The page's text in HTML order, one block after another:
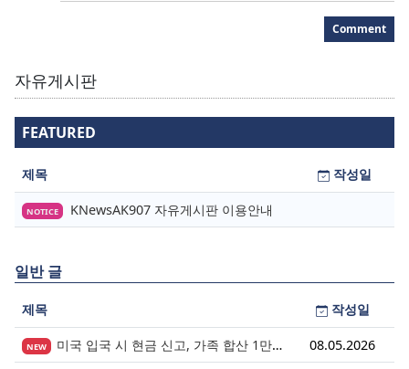
Comment
자유게시판
FEATURED
제목 작성일
NOTICE KNewsAK907 자유게시판 이용안내
일반 글
제목 작성일
NEW 미국 입국 시 현금 신고, 가족 합산 1만 달러가 기준입니다. 08.05.2026